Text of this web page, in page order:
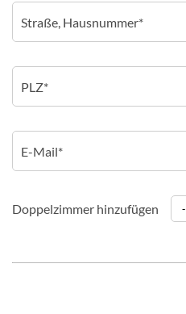
Doppelzimmer hinzufügen -